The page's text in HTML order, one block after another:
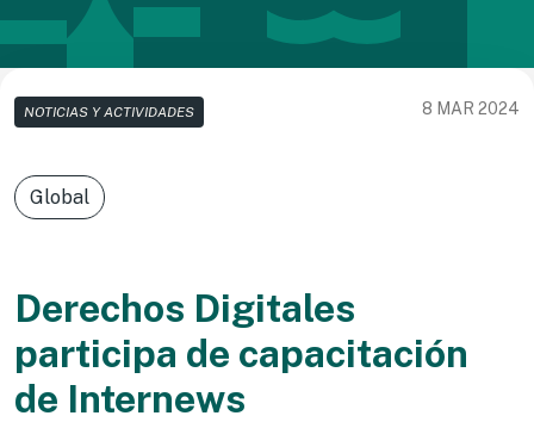
NOTICIAS Y ACTIVIDADES 8 MAR 2024
Global
Derechos Digitales
participa de capacitación
de Internews